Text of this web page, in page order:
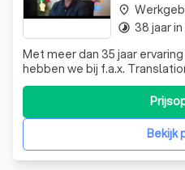
Met meer dan 35 jaar
hebben we bij f.a.x.
klanten mogen helpen. Onze
boodschap over te brengen
Of je nu een enkel woord of
verschillende talen wiltBekijk
place
timelapse 38 jaar